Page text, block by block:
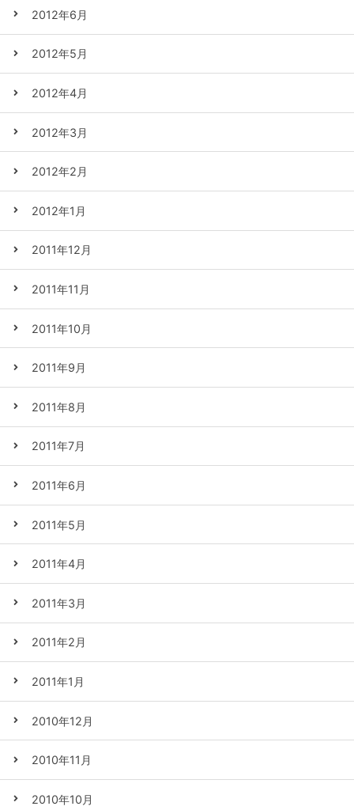
2012年6月
2012年5月
2012年4月
2012年3月
2012年2月
2012年1月
2011年12月
2011年11月
2011年10月
2011年9月
2011年8月
2011年7月
2011年6月
2011年5月
2011年4月
2011年3月
2011年2月
2011年1月
2010年12月
2010年11月
2010年10月